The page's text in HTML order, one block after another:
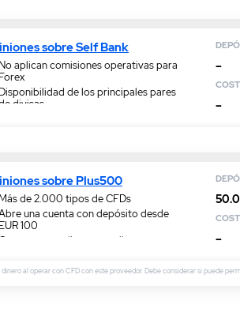
sobre Self Bank
No aplican comisiones operativas para
Forex
Disponibilidad de los principales pares
de divisas
–
–
sobre Plus500
Más de 2.000 tipos de CFDs
una cuenta con depósito desde
EUR 100
Cuentas para clientes retail y
–
al operar con CFD con este proveedor. Debe considerar si puede